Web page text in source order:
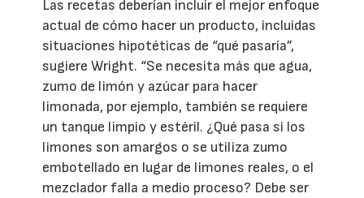
Las recetas deberían incluir el mejor enfoque
actual de cómo hacer un producto, incluidas
situaciones hipotéticas de “qué pasaría”,
sugiere Wright. “Se necesita más que agua,
zumo de limón y azúcar para hacer
limonada, por ejemplo, también se requiere
un tanque limpio y estéril. ¿Qué pasa si los
limones son amargos o se utiliza zumo
embotellado en lugar de limones reales, o el
mezclador falla a medio proceso? Debe ser